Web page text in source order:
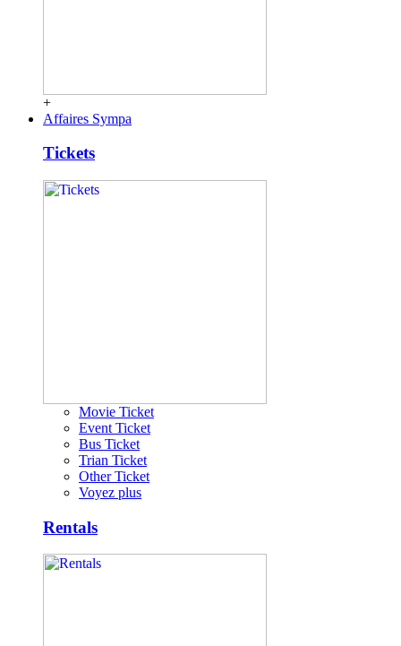
+
Affaires Sympa
Tickets
Movie Ticket
Event Ticket
Bus Ticket
Trian Ticket
Other Ticket
Voyez plus
Rentals